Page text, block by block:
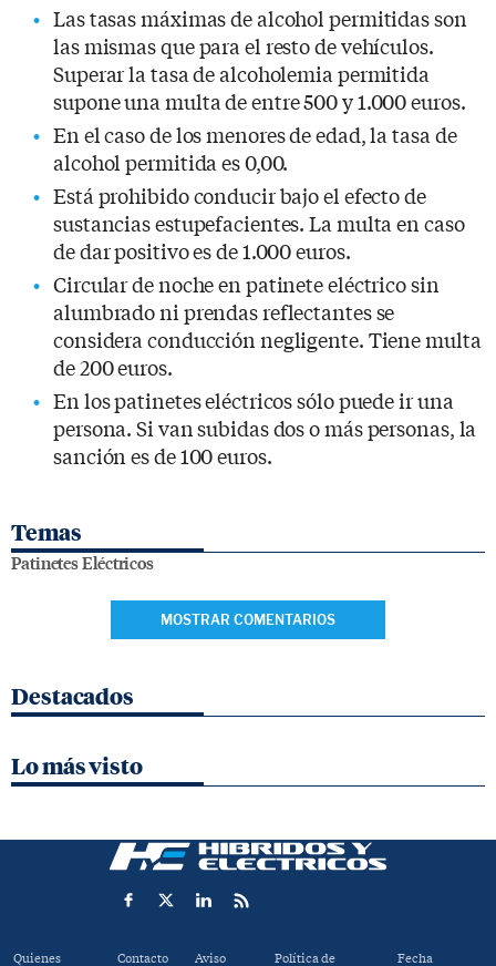
Las tasas máximas de alcohol permitidas son
las mismas que para el resto de vehículos.
Superar la tasa de alcoholemia permitida
supone una multa de entre 500 y 1.000 euros.
En el caso de los menores de edad, la tasa de
alcohol permitida es 0,00.
Está prohibido conducir bajo el efecto de
sustancias estupefacientes. La multa en caso
de dar positivo es de 1.000 euros.
Circular de noche en patinete eléctrico sin
alumbrado ni prendas reflectantes se
considera conducción negligente. Tiene multa
de 200 euros.
En los patinetes eléctricos sólo puede ir una
persona. Si van subidas dos o más personas, la
sanción es de 100 euros.
Temas
Patinetes Eléctricos
MOSTRAR COMENTARIOS
Destacados
Lo más visto
Quienes Contacto Aviso Política de Fecha